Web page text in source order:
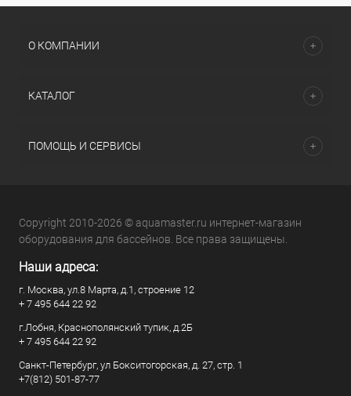
О КОМПАНИИ
КАТАЛОГ
ПОМОЩЬ И СЕРВИСЫ
Copyright 2010-2026 © aquamaster.ru интернет-магазин
оборудования для бассейнов. Все права защищены.
Наши адреса:
г. Москва, ул.8 Марта, д.1, строение 12
+ 7 495 644 22 92
г.Лобня, Краснополянский тупик, д.2Б
+ 7 495 644 22 92
Санкт-Петербург, ул Бокситогорская, д. 27, стр. 1
+7(812) 501-87-77